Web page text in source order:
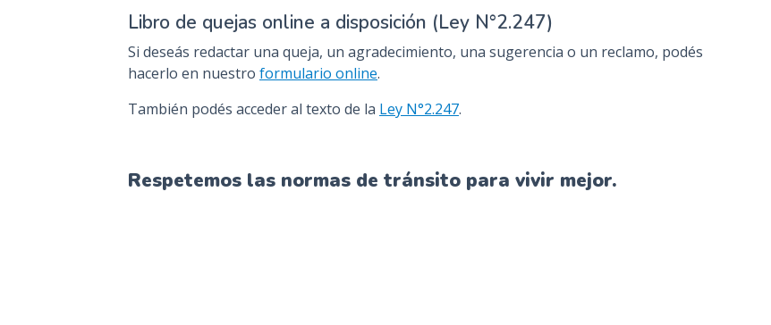
Libro de quejas online a disposición (Ley N°2.247)
Si deseás redactar una queja, un agradecimiento, una sugerencia o un reclamo, podés
hacerlo en nuestro formulario online.
También podés acceder al texto de la Ley N°2.247.
Respetemos las normas de tránsito para vivir mejor.